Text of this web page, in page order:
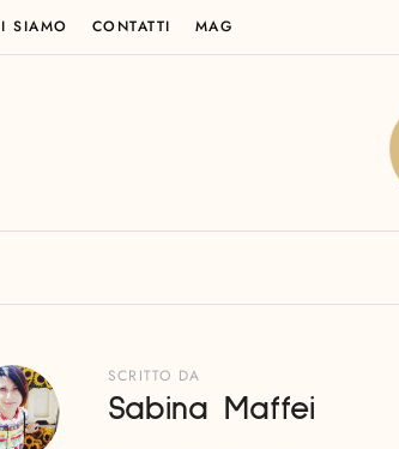
SIAMO CONTATTI MAG
SCRITTO DA
Sabina Maffei